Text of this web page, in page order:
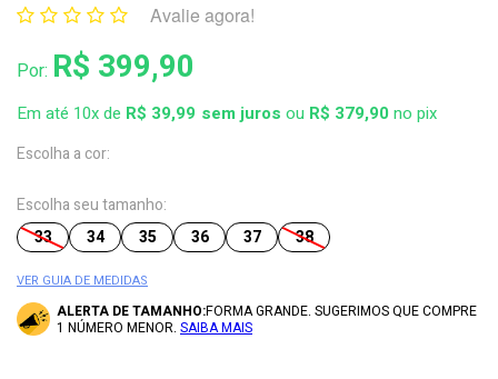
Avalie agora!
Por: R$ 399,90
Em até 10x de R$ 39,99 ou R$ 379,90no pix
Escolha a cor:
Escolha seu tamanho:
33
34 35 36 37 38
VER GUIA DE MEDIDAS
ALERTA DE TAMANHO:FORMA GRANDE. SUGERIMOS QUE COMPRE
1 NÚMERO MENOR. SAIBA MAIS